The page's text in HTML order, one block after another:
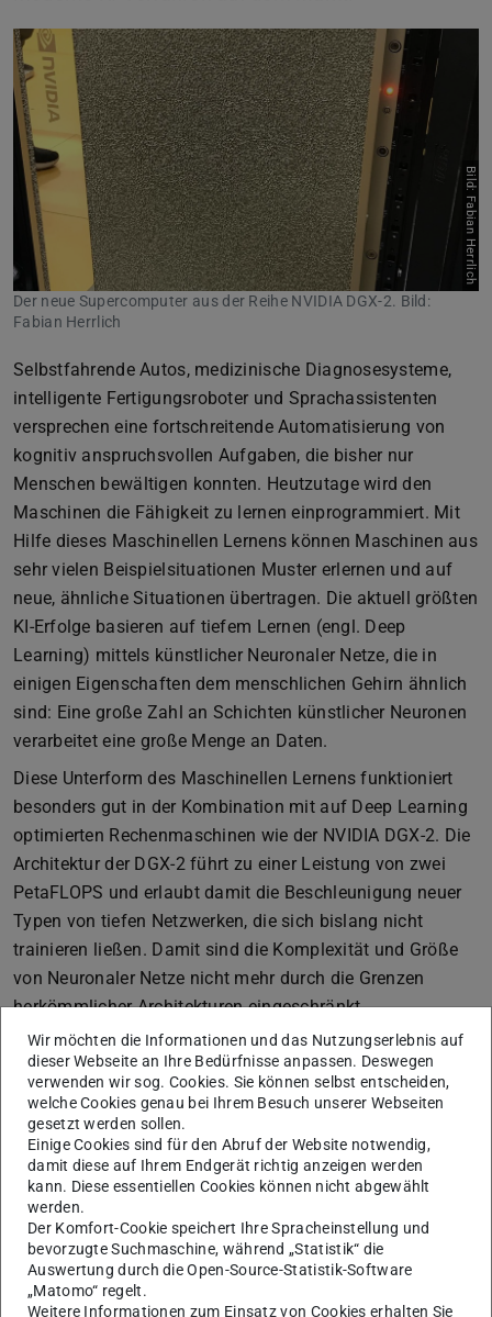
Bild: Fabian Herrlich
Der neue Supercomputer aus der Reihe NVIDIA DGX-2. Bild:
Fabian Herrlich
Selbstfahrende Autos, medizinische Diagnosesysteme,
intelligente Fertigungsroboter und Sprachassistenten
versprechen eine fortschreitende Automatisierung von
kognitiv anspruchsvollen Aufgaben, die bisher nur
Menschen bewältigen konnten. Heutzutage wird den
Maschinen die Fähigkeit zu lernen einprogrammiert. Mit
Hilfe dieses Maschinellen Lernens können Maschinen aus
sehr vielen Beispielsituationen Muster erlernen und auf
neue, ähnliche Situationen übertragen. Die aktuell größten
KI-Erfolge basieren auf tiefem Lernen (engl. Deep
Learning) mittels künstlicher Neuronaler Netze, die in
einigen Eigenschaften dem menschlichen Gehirn ähnlich
sind: Eine große Zahl an Schichten künstlicher Neuronen
verarbeitet eine große Menge an Daten.
Diese Unterform des Maschinellen Lernens funktioniert
besonders gut in der Kombination mit auf Deep Learning
optimierten Rechenmaschinen wie der NVIDIA DGX-2. Die
Architektur der DGX-2 führt zu einer Leistung von zwei
PetaFLOPS und erlaubt damit die Beschleunigung neuer
Typen von tiefen Netzwerken, die sich bislang nicht
trainieren ließen. Damit sind die Komplexität und Größe
von Neuronaler Netze nicht mehr durch die Grenzen
herkömmlicher Architekturen eingeschränkt.
„Einzigartige Infrastruktur für die Forschung zu
systemischer KI“
An der TU Darmstadt sollen mithilfe der neuen Hardware
wesentliche Forschungsarbeiten vertieft werden –
beispielsweise das tiefe Verständnis von Bildern und
Texten, die Entwicklung von Robotern, die lernen,
Menschen in Alltagssituationen zu unterstützen, die
Analyse von hyperspektralen Bildern zur Erkennung und
Wir möchten die Informationen und das Nutzungserlebnis auf
dieser Webseite an Ihre Bedürfnisse anpassen. Deswegen
verwenden wir sog. Cookies. Sie können selbst entscheiden,
welche Cookies genau bei Ihrem Besuch unserer Webseiten
gesetzt werden sollen.
Einige Cookies sind für den Abruf der Website notwendig,
damit diese auf Ihrem Endgerät richtig anzeigen werden
kann. Diese essentiellen Cookies können nicht abgewählt
werden.
Der Komfort-Cookie speichert Ihre Spracheinstellung und
bevorzugte Suchmaschine, während „Statistik“ die
Auswertung durch die Open-Source-Statistik-Software
„Matomo“ regelt.
Weitere Informationen zum Einsatz von Cookies erhalten Sie